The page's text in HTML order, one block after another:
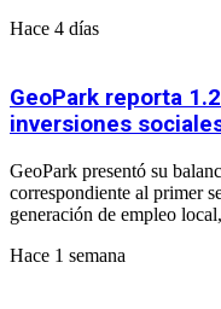
Hace 4 días
GeoPark reporta
inversiones
GeoPark presentó su
correspondiente al primer
generación de empleo
Hace 1 semana